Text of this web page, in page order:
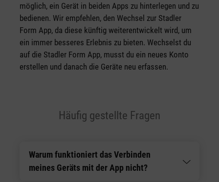
möglich, ein Gerät in beiden Apps zu hinterlegen und zu
bedienen. Wir empfehlen, den Wechsel zur Stadler
Form App, da diese künftig weiterentwickelt wird, um
ein immer besseres Erlebnis zu bieten. Wechselst du
auf die Stadler Form App, musst du ein neues Konto
erstellen und danach die Geräte neu erfassen.
Häufig gestellte Fragen
Warum funktioniert das Verbinden
meines Geräts mit der App nicht?